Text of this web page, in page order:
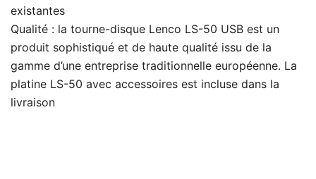
existantes
Qualité : la tourne-disque Lenco LS-50 USB est un
produit sophistiqué et de haute qualité issu de la
gamme d’une entreprise traditionnelle européenne. La
platine LS-50 avec accessoires est incluse dans la
livraison